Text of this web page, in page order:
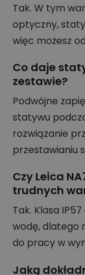
Tak. W tym
optyczny,
więc możesz
Co daje
zestawie?
Podwójne
statywu
rozwiązanie
przestawianiu
Czy Leica
trudnych
Tak. Klasa
wodę, dlatego
do pracy w
Jaką